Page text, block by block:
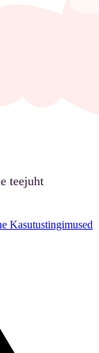
teejuht
Kasutustingimused